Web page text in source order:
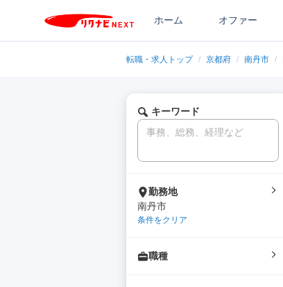
ホーム オファー
転職・求人トップ / 京都府 / 南丹市 /
キーワード
勤務地
南丹市
条件をクリア
職種